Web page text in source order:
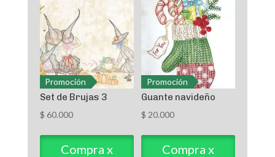
Promoción
Set de Brujas 3
$ 60.000
Compra x
Promoción
Guante navideño
$ 20.000
Compra x